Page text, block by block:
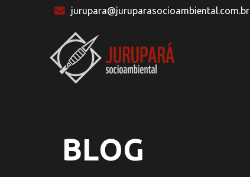
jurupara@juruparasocioambiental.com.br
BLOG